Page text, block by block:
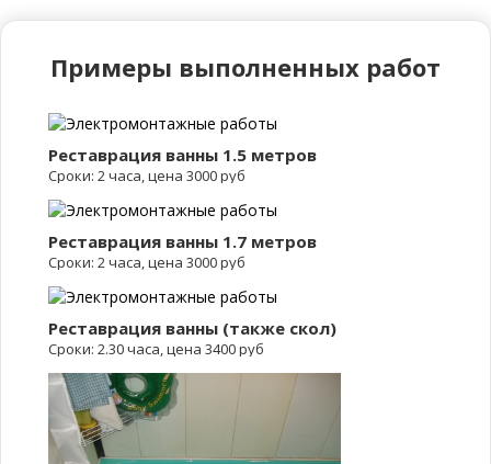
Примеры выполненных работ
Реставрация ванны 1.5 метров
Сроки: 2 часа, цена 3000 руб
Реставрация ванны 1.7 метров
Сроки: 2 часа, цена 3000 руб
Реставрация ванны (также скол)
Сроки: 2.30 часа, цена 3400 руб